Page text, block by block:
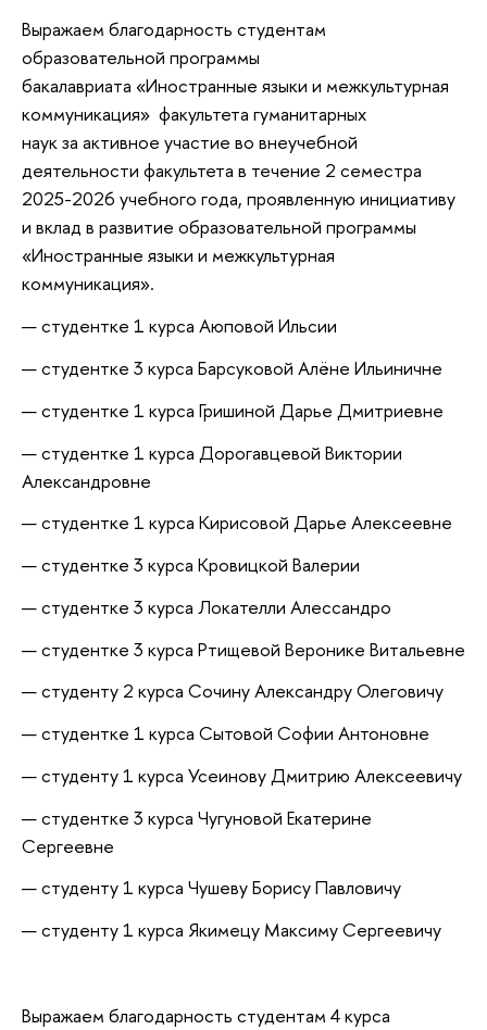
Выражаем благодарность студентам
образовательной программы
бакалавриата «Иностранные языки и межкультурная
коммуникация» ​​​​​​ факультета гуманитарных
наук за активное участие во внеучебной
деятельности факультета в течение 2 семестра
2025-2026 учебного года, проявленную инициативу
и вклад в развитие образовательной программы
«Иностранные языки и межкультурная
коммуникация».
студентке 1 курса Аюповой Ильсии
студентке 3 курса Барсуковой Алёне Ильиничне
студентке 1 курса Гришиной Дарье Дмитриевне
студентке 1 курса Дорогавцевой Виктории
Александровне
студентке 1 курса Кирисовой Дарье Алексеевне
студентке 3 курса Кровицкой Валерии
студентке 3 курса Локателли Алессандро
студентке 3 курса Ртищевой Веронике Витальевне
студенту 2 курса Сочину Александру Олеговичу
студентке 1 курса Сытовой Софии Антоновне
студенту 1 курса Усеинову Дмитрию Алексеевичу
студентке 3 курса Чугуновой Екатерине
Сергеевне
студенту 1 курса Чушеву Борису Павловичу
студенту 1 курса Якимецу Максиму Сергеевичу
Выражаем благодарность студентам 4 курса